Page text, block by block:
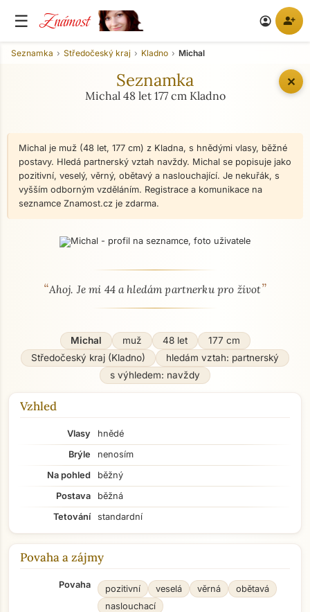
☰ Známost account_circle person_add
✕
Seznamka Středočeský kraj Kladno Michal
Seznamka
Michal 48 let 177 cm Kladno
Michal je muž (48 let, 177 cm) z Kladna, s hnědými vlasy, běžné
postavy. Hledá partnerský vztah navždy. Michal se popisuje jako
pozitivní, veselý, věrný, obětavý a naslouchající. Je nekuřák, s
vyšším odborným vzděláním. Registrace a komunikace na
seznamce Znamost.cz je zdarma.
O mně - seznamka profil
“Ahoj. Je mi 44 a hledám partnerku pro život”
Michal muž 48 let
177 cm
Středočeský kraj (Kladno)
hledám vztah: partnerský
s výhledem: navždy
Vzhled
Vlasy
hnědé
Brýle
nenosím
Na pohled
běžný
Postava
běžná
Tetování
standardní
Povaha a zájmy
Povaha pozitivní veselá věrná
obětavá
naslouchací